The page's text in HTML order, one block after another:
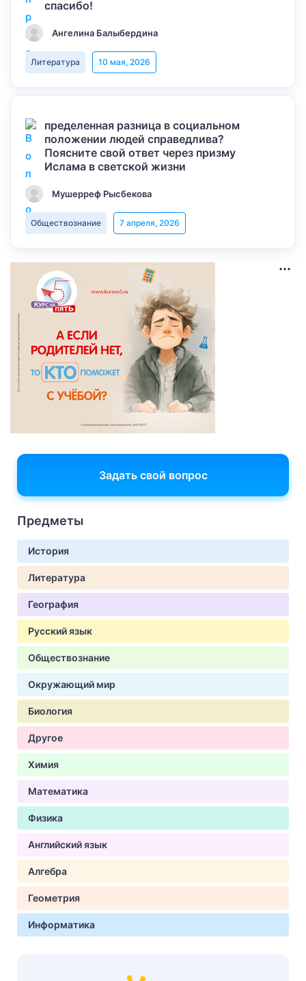
спасибо!
Ангелина Балыбердина
Литература 10 мая, 2026
пределенная разница в социальном
положении людей справедлива?
Поясните свой ответ через призму
Ислама в светской жизни
Мушерреф Рысбекова
Обществознание 7 апреля, 2026
Задать свой вопрос
Предметы
История
Литература
География
Русский язык
Обществознание
Окружающий мир
Биология
Другое
Химия
Математика
Физика
Английский язык
Алгебра
Геометрия
Информатика